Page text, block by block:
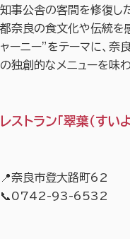
知事公舎の客間を修復した
都奈良の食文化や伝統を
ャーニー”をテーマに、
の独創的なメニューを味
レストラン「翠葉（すいよ
📍奈良市登大路町62
📞0742-93-6532